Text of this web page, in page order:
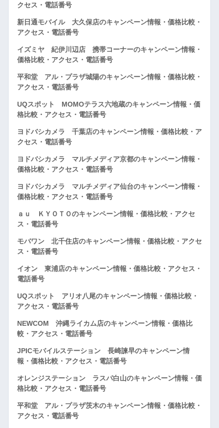
クセス・電話番号
新日通モバイル 大久保店のキャンペーン情報・価格比較・
アクセス・電話番号
イズミヤ 紀伊川辺店 携帯コーナーのキャンペーン情報・
価格比較・アクセス・電話番号
平和堂 アル・プラザ城陽のキャンペーン情報・価格比較・
アクセス・電話番号
UQスポット MOMOテラス六地蔵のキャンペーン情報・価
格比較・アクセス・電話番号
ヨドバシカメラ 千葉店のキャンペーン情報・価格比較・ア
クセス・電話番号
ヨドバシカメラ マルチメディア京都のキャンペーン情報・
価格比較・アクセス・電話番号
ヨドバシカメラ マルチメディア仙台のキャンペーン情報・
価格比較・アクセス・電話番号
ａｕ ＫＹＯＴＯのキャンペーン情報・価格比較・アクセ
ス・電話番号
モバワン 北千住店のキャンペーン情報・価格比較・アクセ
ス・電話番号
イオン 東浦店のキャンペーン情報・価格比較・アクセス・
電話番号
UQスポット アリオ八尾のキャンペーン情報・価格比較・
アクセス・電話番号
NEWCOM 沖縄ライカム店のキャンペーン情報・価格比
較・アクセス・電話番号
JPICモバイルステーション 長崎諫早のキャンペーン情
報・価格比較・アクセス・電話番号
オレンジステーション ラスパ白山のキャンペーン情報・価
格比較・アクセス・電話番号
平和堂 アル・プラザ茨木のキャンペーン情報・価格比較・
アクセス・電話番号